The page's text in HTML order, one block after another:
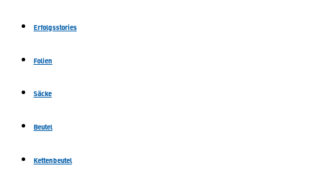
Erfolgsstories
Folien
Säcke
Beutel
Kettenbeutel